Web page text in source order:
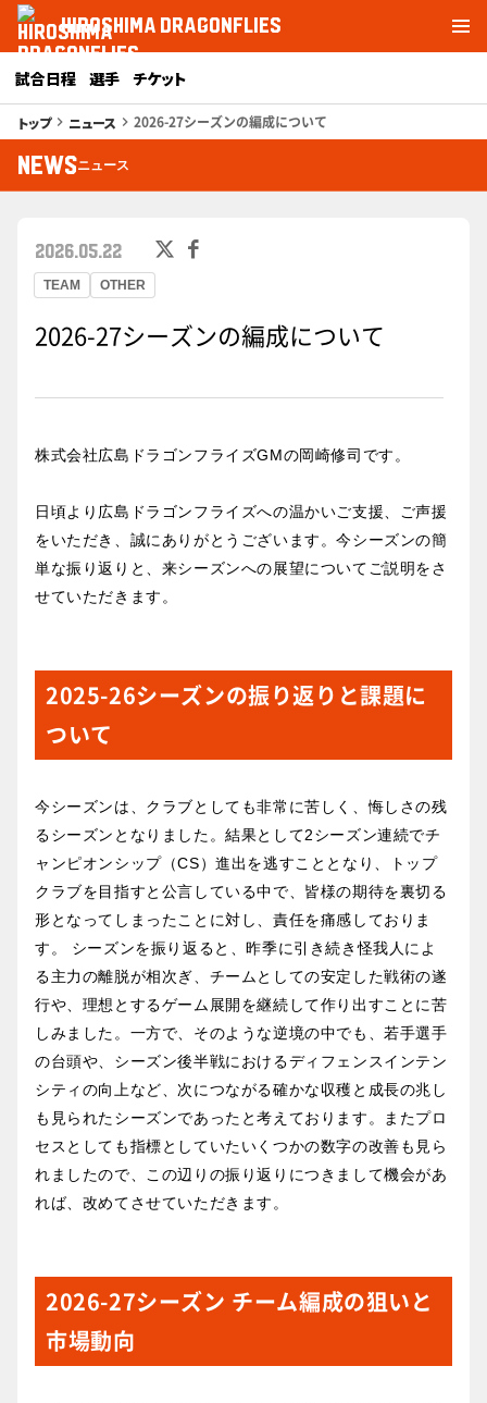
HIROSHIMA DRAGONFLIES
試合日程 選手 チケット
トップkeyboard_arrow_right ニュース keyboard_arrow_right 2026-27シーズンの編成について
NEWSニュース
TEAM OTHER
2026.05.22
2026-27シーズンの編成について
株式会社広島ドラゴンフライズGMの岡崎修司です。
日頃より広島ドラゴンフライズへの温かいご支援、ご声援
をいただき、誠にありがとうございます。今シーズンの簡
単な振り返りと、来シーズンへの展望についてご説明をさ
せていただきます。
2025-26シーズンの振り返りと課題に
ついて
今シーズンは、クラブとしても非常に苦しく、悔しさの残
るシーズンとなりました。結果として2シーズン連続でチ
ャンピオンシップ（CS）進出を逃すこととなり、トップ
クラブを目指すと公言している中で、皆様の期待を裏切る
形となってしまったことに対し、責任を痛感しておりま
す。 シーズンを振り返ると、昨季に引き続き怪我人によ
る主力の離脱が相次ぎ、チームとしての安定した戦術の遂
行や、理想とするゲーム展開を継続して作り出すことに苦
しみました。一方で、そのような逆境の中でも、若手選手
の台頭や、シーズン後半戦におけるディフェンスインテン
シティの向上など、次につながる確かな収穫と成長の兆し
も見られたシーズンであったと考えております。またプロ
セスとしても指標としていたいくつかの数字の改善も見ら
れましたので、この辺りの振り返りにつきまして機会があ
れば、改めてさせていただきます。
2026-27シーズン チーム編成の狙いと
市場動向